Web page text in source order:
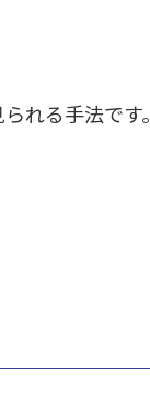
れる手法です。